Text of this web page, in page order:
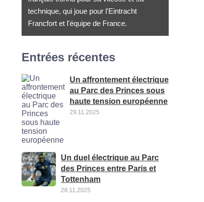
technique, qui joue pour l'Eintracht
Francfort et l'équipe de France.
Entrées récentes
Un affrontement électrique
au Parc des Princes sous
haute tension européenne
29.11.2025
Un duel électrique au Parc
des Princes entre Paris et
Tottenham
28.11.2025